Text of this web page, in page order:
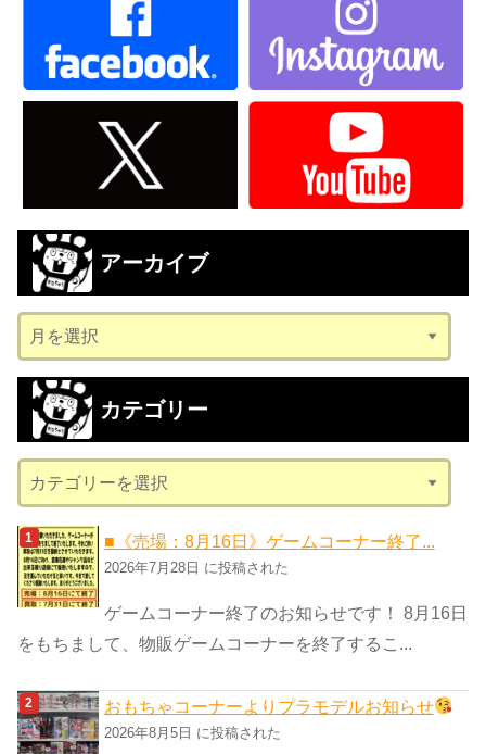
アーカイブ
ー
カ
ブ
カテゴリー
テ
ゴ
リ
ー
■《売場：8月16日》ゲームコーナー終了...
2026年7月28日 に投稿された
ゲームコーナー終了のお知らせです！ 8月16日
をもちまして、物販ゲームコーナーを終了するこ...
おもちゃコーナーよりプラモデルお知らせ
2026年8月5日 に投稿された